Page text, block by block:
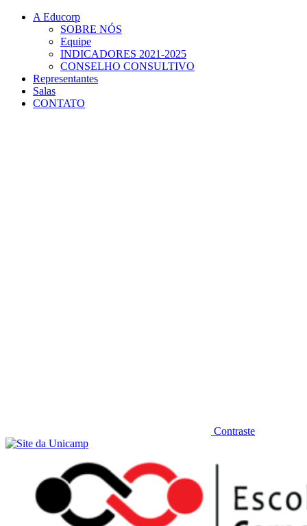
Conteúdo principal
A Educorp
SOBRE NÓS
Equipe
INDICADORES 2021-2025
CONSELHO CONSULTIVO
Representantes
Salas
CONTATO
Contraste